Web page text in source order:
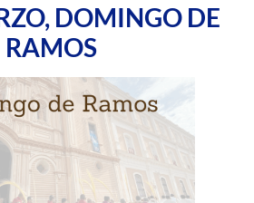
DOMINGO DE
RAMOS